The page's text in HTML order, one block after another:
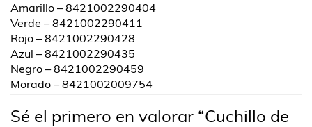
Amarillo – 8421002290404
Verde – 8421002290411
Rojo – 8421002290428
Azul – 8421002290435
Negro – 8421002290459
Morado – 8421002009754
Sé el primero en valorar “Cuchillo de